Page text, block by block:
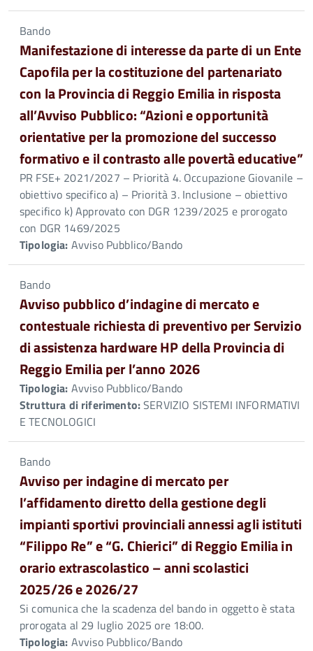
Bando
Manifestazione di interesse da parte di un Ente
Capofila per la costituzione del partenariato
con la Provincia di Reggio Emilia in risposta
all’Avviso Pubblico: “Azioni e opportunità
orientative per la promozione del successo
formativo e il contrasto alle povertà educative”
PR FSE+ 2021/2027 – Priorità 4. Occupazione Giovanile –
obiettivo specifico a) – Priorità 3. Inclusione – obiettivo
specifico k) Approvato con DGR 1239/2025 e prorogato
con DGR 1469/2025
Tipologia: Avviso Pubblico/Bando
Bando
Avviso pubblico d’indagine di mercato e
contestuale richiesta di preventivo per Servizio
di assistenza hardware HP della Provincia di
Reggio Emilia per l’anno 2026
Tipologia: Avviso Pubblico/Bando
Struttura di riferimento:SERVIZIO SISTEMI INFORMATIVI
E TECNOLOGICI
Bando
Avviso per indagine di mercato per
l’affidamento diretto della gestione degli
impianti sportivi provinciali annessi agli istituti
“Filippo Re” e “G. Chierici” di Reggio Emilia in
orario extrascolastico – anni scolastici
2025/26 e 2026/27
Si comunica che la scadenza del bando in oggetto è stata
prorogata al 29 luglio 2025 ore 18:00.
Tipologia: Avviso Pubblico/Bando